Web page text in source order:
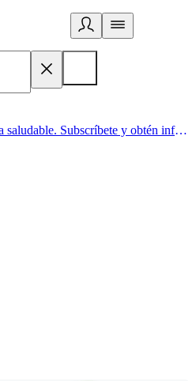
Acá comienza un estilo de vida saludable. Subscríbete y obtén información de primera mano